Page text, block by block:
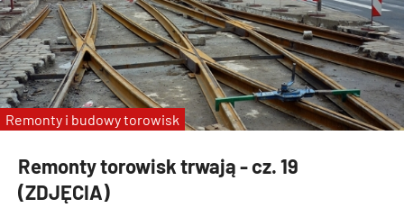
Remonty torowisk trwają - cz. 19
(ZDJĘCIA)
Remonty i budowy torowisk